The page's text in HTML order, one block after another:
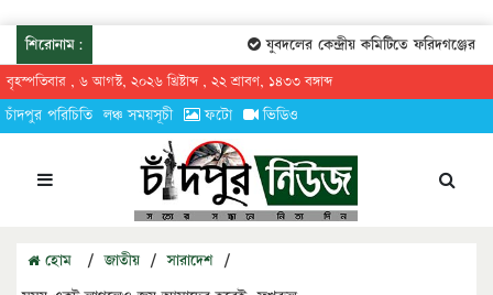
শিরোনাম: যুবদলের কেন্দ্রীয় কমিটিতে ফরিদগঞ্জের
বৃহস্পতিবার , ৬ আগস্ট, ২০২৬ খ্রিষ্টাব্দ , ২২ শ্রাবণ, ১৪৩৩ বঙ্গাব্দ
চাঁদপুর পরিচিতি লঞ্চ সময়সূচী ফটো ভিডিও
হোম / জাতীয় / সারাদেশ /